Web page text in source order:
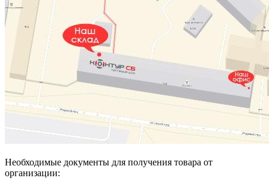
Необходимые документы для получения товара от
организации: